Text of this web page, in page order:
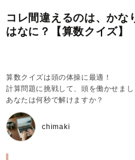
コレ間違えるのは、かな
はなに？【算数クイズ】
算数クイズは頭の体操に最適！
計算問題に挑戦して、頭を働かせまし
あなたは何秒で解けますか？
chimaki